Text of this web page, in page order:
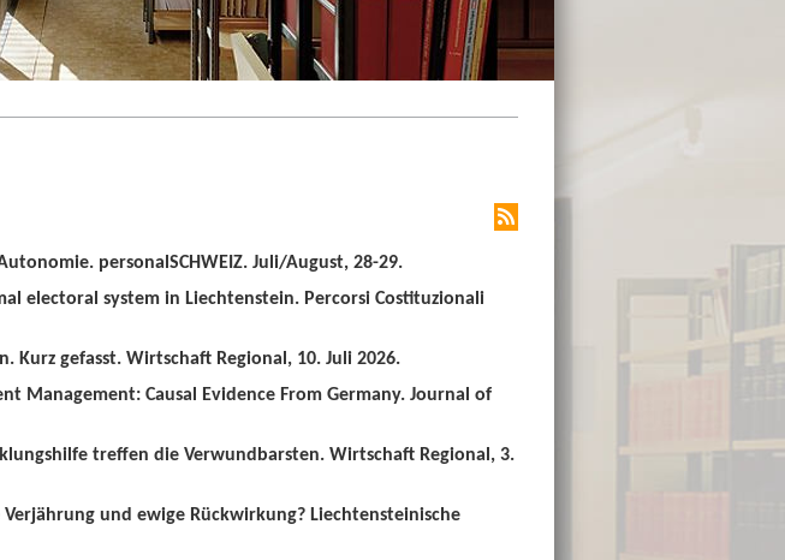
personalSCHWEIZ. Juli/August, 28-29.
electoral system in Liechtenstein. Percorsi Costituzionali
Kurz gefasst. Wirtschaft Regional, 10. Juli 2026.
Management: Causal Evidence From Germany. Journal of
treffen die Verwundbarsten. Wirtschaft Regional, 3.
Verjährung und ewige Rückwirkung? Liechtensteinische